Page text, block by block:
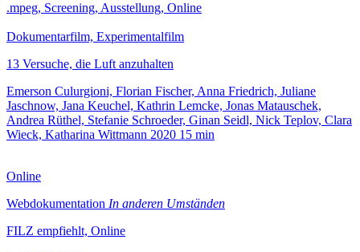
.mpeg, Screening, Ausstellung, Online
Dokumentarfilm, Experimentalfilm
13 Versuche, die Luft anzuhalten
Emerson Culurgioni, Florian Fischer, Anna Friedrich, Juliane
Jaschnow, Jana Keuchel, Kathrin Lemcke, Jonas Matauschek,
Andrea Rüthel, Stefanie Schroeder, Ginan Seidl, Nick Teplov, Clara
Wieck, Katharina Wittmann 2020 15 min
Online
Webdokumentation In anderen Umständen
FILZ empfiehlt, Online